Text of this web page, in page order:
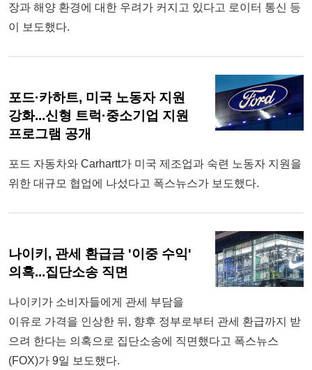
장과 해양 환경에 대한 우려가 커지고 있다고 로이터 통신 등
이 보도했다.
포드·카하트, 미국 노동자 지원
강화...신형 트럭·중소기업 지원
프로그램 공개
포드 자동차와 Carhartt가 미국 제조업과 숙련 노동자 지원을
위한 대규모 협업에 나섰다고 폭스뉴스가 보도했다.
나이키, 관세 환급금 '이중 수익'
의혹...집단소송 직면
나이키가 소비자들에게 관세 부담을
이유로 가격을 인상한 뒤, 향후 정부로부터 관세 환급까지 받
으려 한다는 의혹으로 집단소송에 직면했다고 폭스뉴스
(FOX)가 9일 보도했다.